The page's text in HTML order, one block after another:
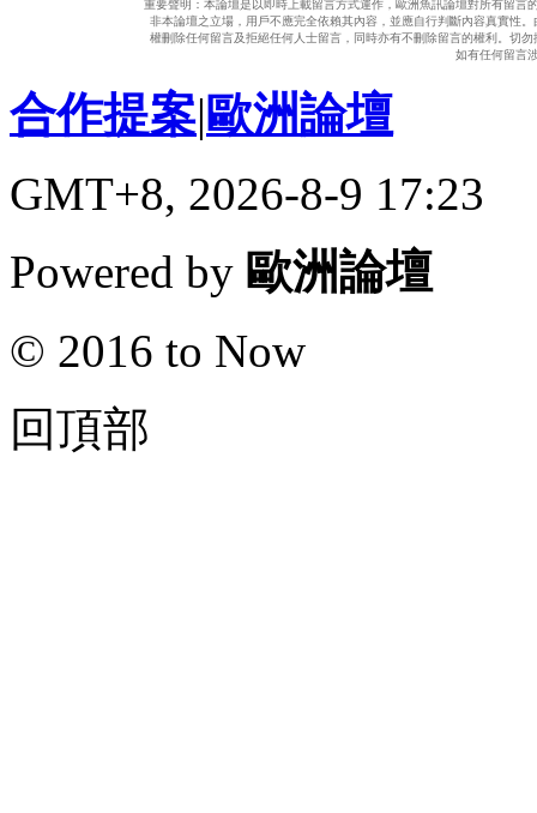
重要聲明：本論壇是以即時上載留言方式運作，歐洲魚訊論壇對所有留
非本論壇之立場，用戶不應完全依賴其內容，並應自行判斷內容真實性
權刪除任何留言及拒絕任何人士留言，同時亦有不刪除留言的權利。切
如有任何留言
合作提案|歐洲論壇
GMT+8, 2026-8-9 17:23
Powered by 歐洲論壇
© 2016 to Now
回頂部